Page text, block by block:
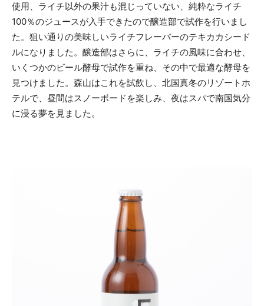
使用、ライチ以外の果汁も混じっていない、純粋なライチ
100％のジュースが入手できたので醸造部で試作を行いまし
た。狙い通りの美味しいライチフレーバーのテキカカシード
ルになりました。醸造部はさらに、ライチの風味に合わせ、
いくつかのビール酵母で試作を重ね、その中で最適な酵母を
見つけました。森山はこれを試飲し、北国真冬のリゾートホ
テルで、昼間はスノーボードを楽しみ、夜はスパで南国気分
に浸る夢を見ました。